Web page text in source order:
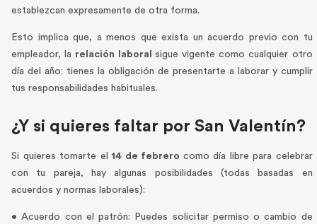
establezcan expresamente de otra forma.
Esto implica que, a menos que exista un acuerdo previo con tu
empleador, la relación laboral sigue vigente como cualquier otro
día del año: tienes la obligación de presentarte a laborar y cumplir
tus responsabilidades habituales.
¿Y si quieres faltar por San Valentín?
Si quieres tomarte el 14 de febrero como día libre para celebrar
con tu pareja, hay algunas posibilidades (todas basadas en
acuerdos y normas laborales):
• Acuerdo con el patrón: Puedes solicitar permiso o cambio de